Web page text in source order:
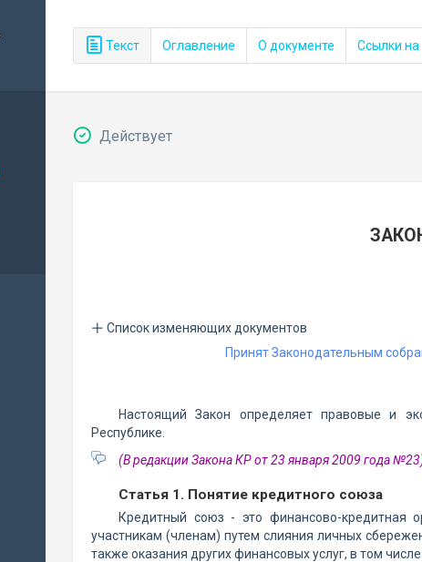
Текст Оглавление О документе Ссылки на
Действует
Список изменяющих документов
Принят Законодательным
Настоящий Закон определяет правовые и
Республике.
(В редакции Закона КР от 23 января 2009 года
Статья 1. Понятие кредитного союза
Кредитный союз - это финансово-кредитная
участникам (членам) путем слияния личных
также оказания других финансовых услуг, в том